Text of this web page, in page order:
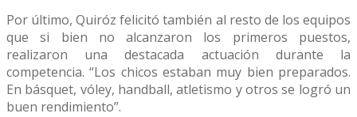
Por último, Quiróz felicitó también al resto de los equipos
que si bien no alcanzaron los primeros puestos,
realizaron una destacada actuación durante la
competencia. “Los chicos estaban muy bien preparados.
En básquet, vóley, handball, atletismo y otros se logró un
buen rendimiento”.